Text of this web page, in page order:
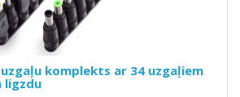
komplekts ar 34 uzgaļiem
ligzdu